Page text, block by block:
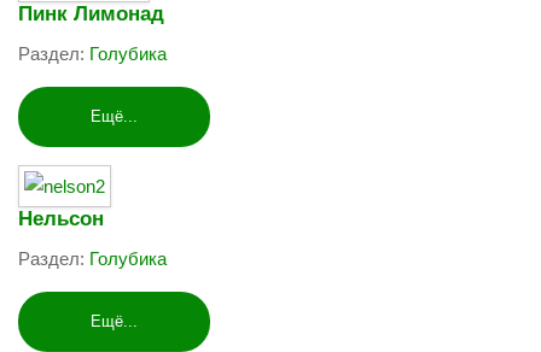
Пинк Лимонад
Раздел: Голубика
Ещё...
Нельсон
Раздел: Голубика
Ещё...